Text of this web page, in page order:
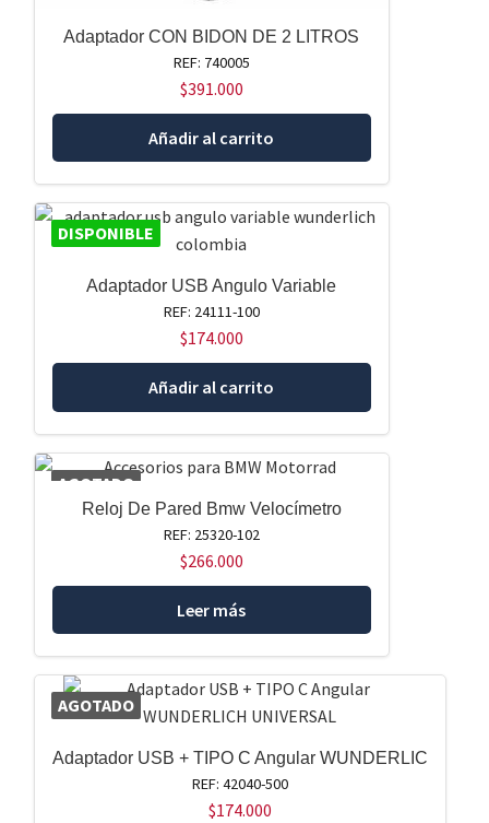
Adaptador CON BIDON DE 2 LITROS
REF: 740005
$391.000
Añadir al carrito
DISPONIBLE
Adaptador USB Angulo Variable
REF: 24111-100
$174.000
Añadir al carrito
AGOTADO
Reloj De Pared Bmw Velocímetro
REF: 25320-102
$266.000
Leer más
AGOTADO
Adaptador USB + TIPO C Angular WUNDERLIC
REF: 42040-500
$174.000